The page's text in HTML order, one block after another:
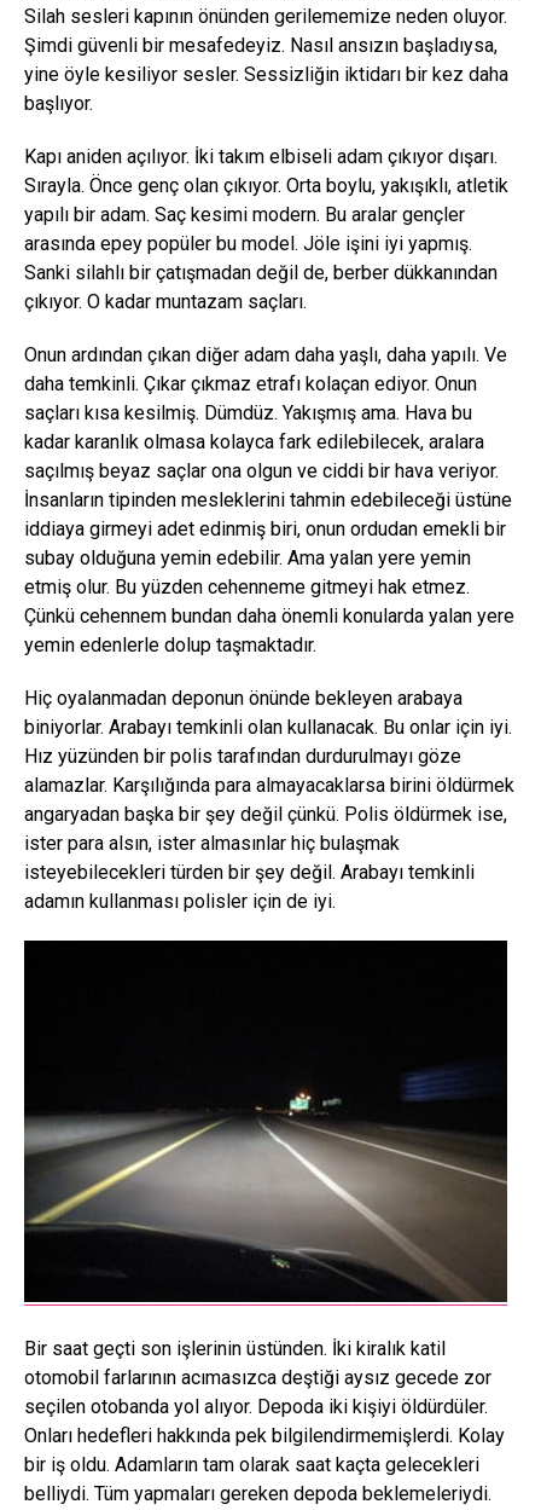
Silah sesleri kapının önünden gerilememize neden oluyor.
Şimdi güvenli bir mesafedeyiz. Nasıl ansızın başladıysa,
yine öyle kesiliyor sesler. Sessizliğin iktidarı bir kez daha
başlıyor.
Kapı aniden açılıyor. İki takım elbiseli adam çıkıyor dışarı.
Sırayla. Önce genç olan çıkıyor. Orta boylu, yakışıklı, atletik
yapılı bir adam. Saç kesimi modern. Bu aralar gençler
arasında epey popüler bu model. Jöle işini iyi yapmış.
Sanki silahlı bir çatışmadan değil de, berber dükkanından
çıkıyor. O kadar muntazam saçları.
Onun ardından çıkan diğer adam daha yaşlı, daha yapılı. Ve
daha temkinli. Çıkar çıkmaz etrafı kolaçan ediyor. Onun
saçları kısa kesilmiş. Dümdüz. Yakışmış ama. Hava bu
kadar karanlık olmasa kolayca fark edilebilecek, aralara
saçılmış beyaz saçlar ona olgun ve ciddi bir hava veriyor.
İnsanların tipinden mesleklerini tahmin edebileceği üstüne
iddiaya girmeyi adet edinmiş biri, onun ordudan emekli bir
subay olduğuna yemin edebilir. Ama yalan yere yemin
etmiş olur. Bu yüzden cehenneme gitmeyi hak etmez.
Çünkü cehennem bundan daha önemli konularda yalan yere
yemin edenlerle dolup taşmaktadır.
Hiç oyalanmadan deponun önünde bekleyen arabaya
biniyorlar. Arabayı temkinli olan kullanacak. Bu onlar için iyi.
Hız yüzünden bir polis tarafından durdurulmayı göze
alamazlar. Karşılığında para almayacaklarsa birini öldürmek
angaryadan başka bir şey değil çünkü. Polis öldürmek ise,
ister para alsın, ister almasınlar hiç bulaşmak
isteyebilecekleri türden bir şey değil. Arabayı temkinli
adamın kullanması polisler için de iyi.
Bir saat geçti son işlerinin üstünden. İki kiralık katil
otomobil farlarının acımasızca deştiği aysız gecede zor
seçilen otobanda yol alıyor. Depoda iki kişiyi öldürdüler.
Onları hedefleri hakkında pek bilgilendirmemişlerdi. Kolay
bir iş oldu. Adamların tam olarak saat kaçta gelecekleri
belliydi. Tüm yapmaları gereken depoda beklemeleriydi.